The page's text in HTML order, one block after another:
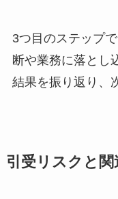
3つ目のステップ
断や業務に落とし
結果を振り返り、
引受リスクと